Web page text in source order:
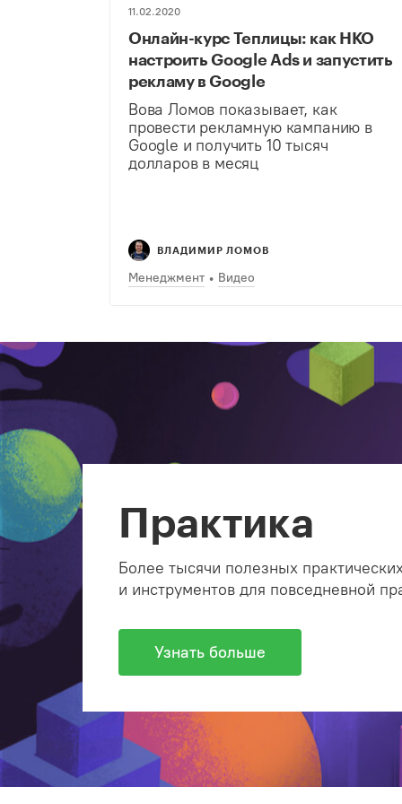
11.02.2020
Онлайн-курс Теплицы: как НКО
настроить Google Ads и запустить
рекламу в Google
Вова Ломов показывает, как
провести рекламную кампанию в
Google и получить 10 тысяч
долларов в месяц
ВЛАДИМИР ЛОМОВ
Менеджмент Видео
Практика
Более тысячи полезных
и инструментов для повседневной
Узнать больше